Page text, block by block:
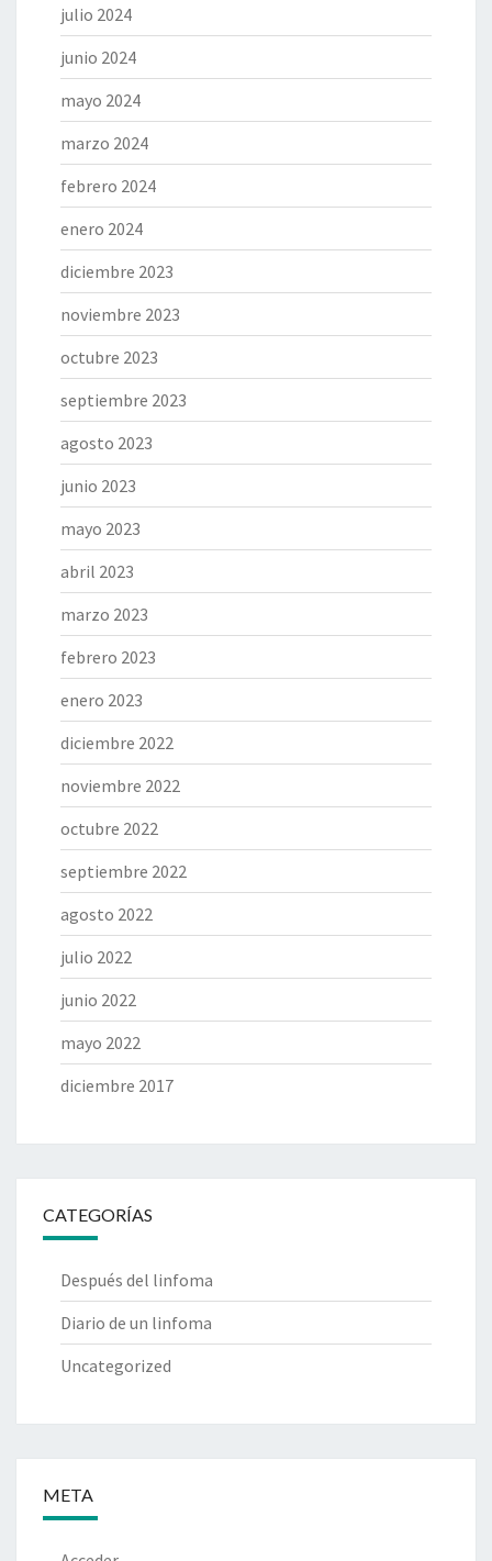
julio 2024
junio 2024
mayo 2024
marzo 2024
febrero 2024
enero 2024
diciembre 2023
noviembre 2023
octubre 2023
septiembre 2023
agosto 2023
junio 2023
mayo 2023
abril 2023
marzo 2023
febrero 2023
enero 2023
diciembre 2022
noviembre 2022
octubre 2022
septiembre 2022
agosto 2022
julio 2022
junio 2022
mayo 2022
diciembre 2017
CATEGORÍAS
Después del linfoma
Diario de un linfoma
Uncategorized
META